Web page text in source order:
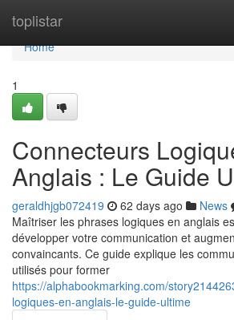
toplistar
Home
Home
1
Connecteurs
Anglais : Le Guide
geraldhjgb072419 62 days ago News
Maîtriser les phrases logiques en anglais
développer votre communication et
convaincants. Ce guide explique les
utilisés pour former
https://alphabookmarking.com/
logiques-en-anglais-le-guide-ultime